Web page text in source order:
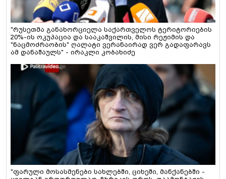
"რუსეთმა განახორციელა საქართველოს ტერიტორიების
20%-ის ოკუპაცია და სააკაშვილის, მისი რეჟიმის და
"ნაცმოძრაობის" ღალატი ვერანაირად ვერ გადაფარავს
ამ დანაშაულს" - ირაკლი კობახიძე
"ფარული მოსასმენები სახლებში, ციხეში, მანქანებში -